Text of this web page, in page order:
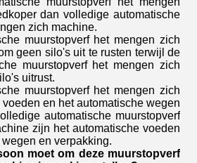
dan volledige automatische
zich machine.
muurstopverf het mengen zich
geen silo's uit te rusten terwijl de
muurstopverf het mengen zich
uitrust.
muurstopverf het mengen zich
en het automatische wegen
automatische muurstopverf
zijn het automatische voeden
en verpakking.
moet om deze muurstopverf